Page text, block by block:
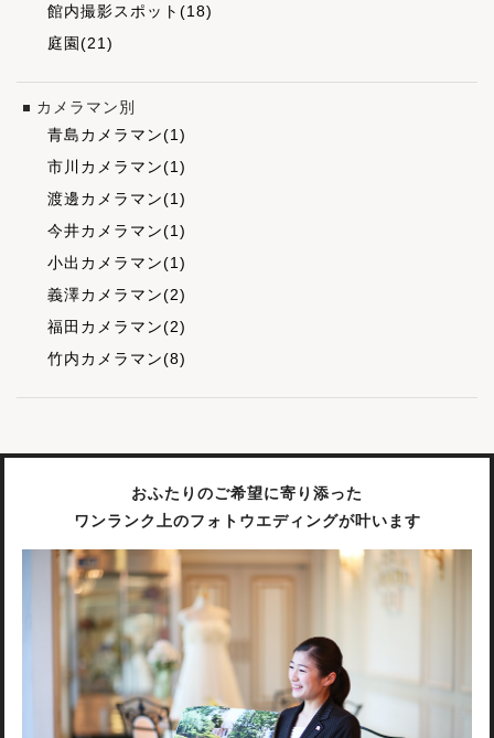
館内撮影スポット(18)
庭園(21)
カメラマン別
青島カメラマン(1)
市川カメラマン(1)
渡邊カメラマン(1)
今井カメラマン(1)
小出カメラマン(1)
義澤カメラマン(2)
福田カメラマン(2)
竹内カメラマン(8)
おふたりのご希望に寄り添った
ワンランク上のフォトウエディングが叶います